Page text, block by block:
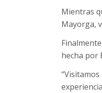
Mientras
Mayorga,
hecha por